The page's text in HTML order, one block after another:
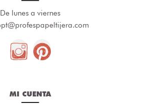
De lunes a viernes
MI CUENTA